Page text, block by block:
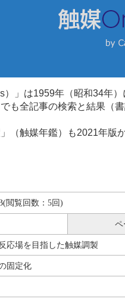
）」は1959年（昭和34年
も全記事の検索と結果（
（触媒年鑑）も2021年
閲覧回数：5回)
ペ
応場を目指した触媒調製
固定化